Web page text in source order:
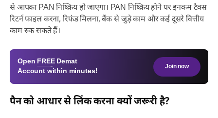
से आपका PAN निष्क्रिय हो जाएगा। PAN निष्क्रिय होने पर इनकम टैक्स
रिटर्न फाइल करना, रिफंड मिलना, बैंक से जुड़े काम और कई दूसरे वित्तीय
काम रुक सकते हैं।
Open FREE Demat
Account within minutes!
Join now
पैन को आधार से लिंक करना क्यों जरूरी है?